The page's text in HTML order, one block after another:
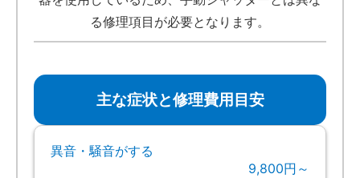
る修理項目が必要となります。
主な症状と修理費用目安
異音・騒音がする
9,800円～